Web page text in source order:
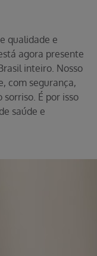
qualidade e
agora presente
inteiro. Nosso
com segurança,
É por isso
saúde e